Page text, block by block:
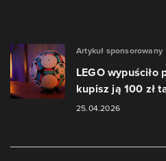
Artykuł sponsorowany
LEGO wypuściło
kupisz ją 100 zł
25.04.2026